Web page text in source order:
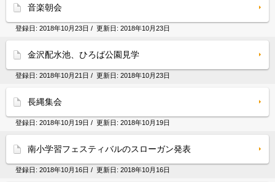
音楽朝会
登録日: 2018年10月23日 / 更新日: 2018年10月23日
金沢配水池、ひろば公園見学
登録日: 2018年10月21日 / 更新日: 2018年10月23日
長縄集会
登録日: 2018年10月19日 / 更新日: 2018年10月19日
南小学習フェスティバルのスローガン発表
登録日: 2018年10月16日 / 更新日: 2018年10月16日